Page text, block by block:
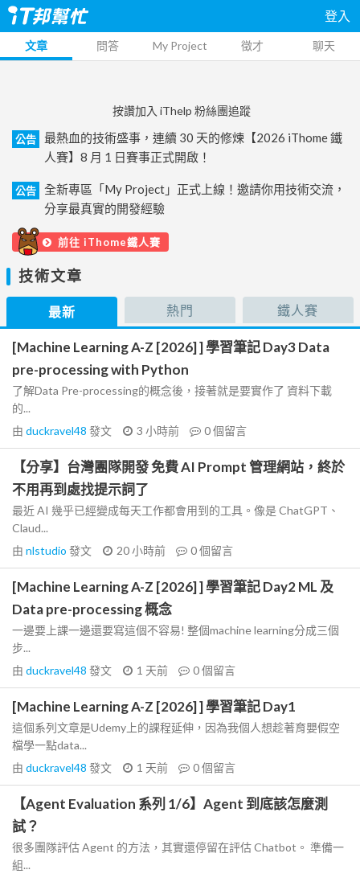
登入
文章 問答 My Project 徵才 聊天
按讚加入 iThelp 粉絲團追蹤
公告
最熱血的技術盛事，連續 30 天的修煉【2026 iThome 鐵
人賽】8 月 1 日賽事正式開啟！
公告
全新專區「My Project」正式上線！邀請你用技術交流，
分享最真實的開發經驗
前往 iThome鐵人賽
技術文章
最新 熱門 鐵人賽
[Machine Learning A-Z [2026] ] 學習筆記 Day3 Data
pre-processing with Python
了解Data Pre-processing的概念後，接著就是要實作了 資料下載
的...
由 duckravel48 發文 3 小時前 0個留言
【分享】台灣團隊開發 免費 AI Prompt 管理網站，終於
不用再到處找提示詞了
最近 AI 幾乎已經變成每天工作都會用到的工具。像是 ChatGPT、
Claud...
由 nlstudio 發文 20 小時前 0個留言
[Machine Learning A-Z [2026] ] 學習筆記 Day2 ML 及
Data pre-processing 概念
一邊要上課一邊還要寫這個不容易! 整個machine learning分成三個
步...
由 duckravel48 發文 1 天前 0個留言
[Machine Learning A-Z [2026] ] 學習筆記 Day1
這個系列文章是Udemy上的課程延伸，因為我個人想趁著育嬰假空
檔學一點data...
由 duckravel48 發文 1 天前 0個留言
【Agent Evaluation 系列 1/6】Agent 到底該怎麼測
試？
很多團隊評估 Agent 的方法，其實還停留在評估 Chatbot。 準備一
組...